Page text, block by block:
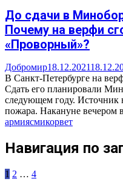
До сдачи в
Почему на верфи
«Проворный»?
Добромир18.12.2021
В Санкт-Петербурге на
Сдать его планировали
следующем году.
пожара. Накануне вечером
армиясмикорвет
Навигация по
1 2 … 4